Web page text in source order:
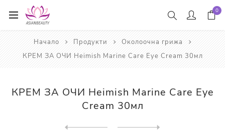
0
Начало Продукти
Околоочна грижа
КРЕМ ЗА ОЧИ Heimish Marine Care Eye Cream 30мл
КРЕМ ЗА ОЧИ Heimish Marine Care Eye
Cream 30мл